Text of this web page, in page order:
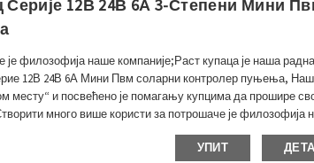
Серије 12В 24В 6А 3-Степени Мини
филозофија наше компаније;Раст купаца је наша радна
12В 24В 6А Мини Пвм соларни контролер пуњења,
месту“ и посвећено је помагању купцима да прошире
много више користи за потрошаче је филозофија
за 12в соларним контролером пуњења, мини
УПИТ